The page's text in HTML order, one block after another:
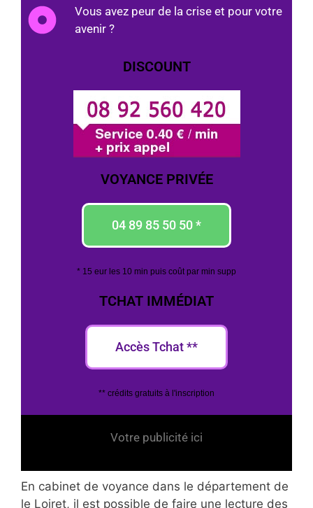
Vous avez peur de la crise et pour votre
avenir ?
DISCOUNT
VOYANCE PRIVÉE
04 89 85 50 50 *
* 15 eur les 10 min puis coût par min supp
TCHAT IMMÉDIAT
Accès Tchat **
** crédits gratuits à l'inscription
Votre publicité ici
En cabinet de voyance dans le département de
le Loiret, il est possible de faire une lecture des